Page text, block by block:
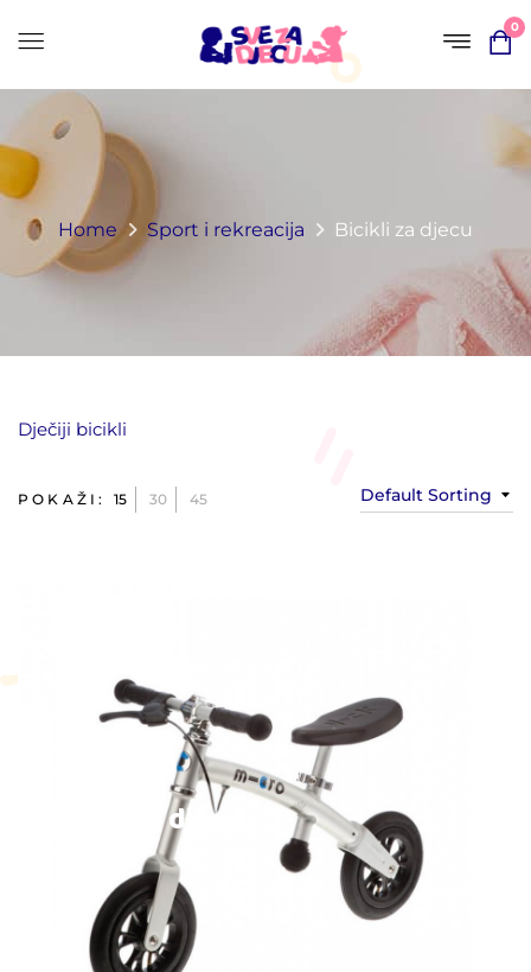
0
Home Sport i rekreacija Bicikli za djecu
Dječiji bicikli
Default Sorting
POKAŽI: 15 30 45
Bicikli za djecu